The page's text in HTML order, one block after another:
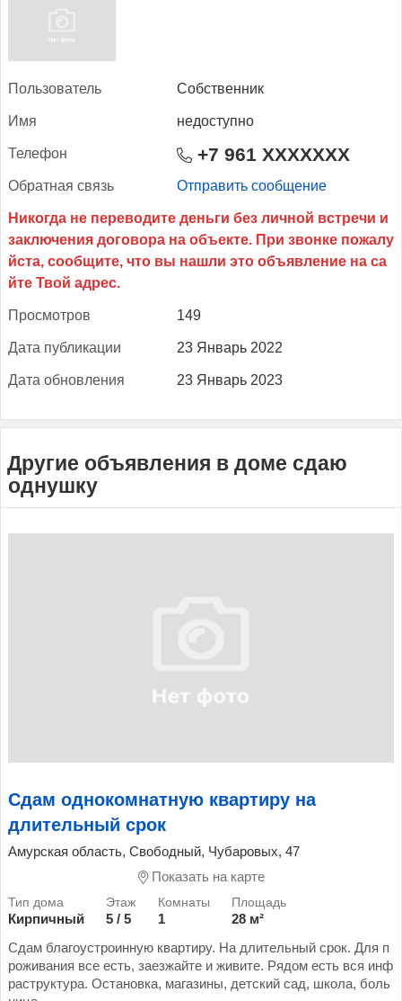
Поль­зо­ватель Собственник
Имя недоступно
Те­лефон +7 961 XXXXXXX
Об­ратная связь Отправить сообщение
Прос­мотров 149
Да­та пуб­ли­кации 23 Январь 2022
Да­та об­новле­ния 23 Январь 2023
Другие объявления в доме сдаю
однушку
Сдам однокомнатную квартиру на
длительный срок
Амурская область, Свободный, Чубаровых, 47
Показать на карте
Кирпичный 5 / 5 1
28 м²
Сдам благоустроинную квартиру. На длительный срок. Для п
роживания все есть, заезжайте и живите. Рядом есть вся инф
раструктура. Остановка, магазины, детский сад, школа, боль